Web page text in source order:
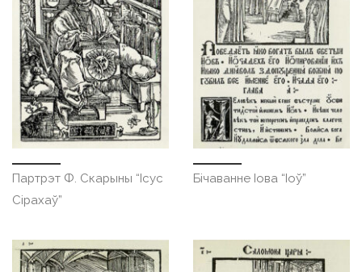
Партрэт Ф. Скарыны “Ісус
Сірахаў”
Бічаванне Іова “Іоў”